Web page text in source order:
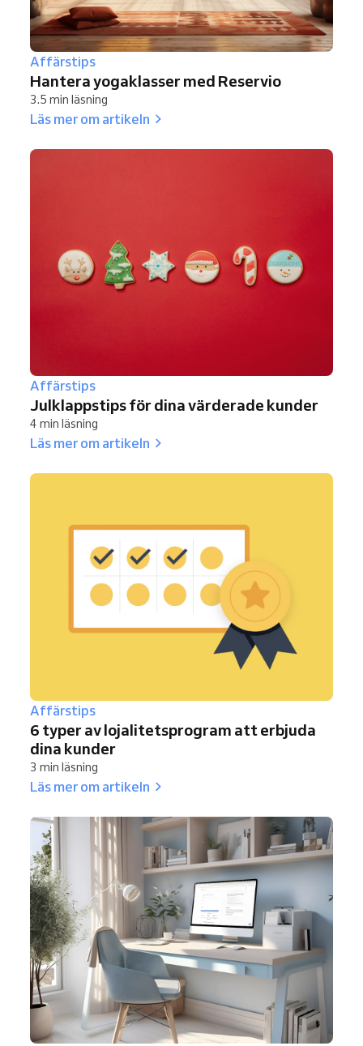
Affärstips
Hantera yogaklasser med Reservio
3.5 min läsning
Läs mer om artikeln
Affärstips
Julklappstips för dina värderade kunder
4 min läsning
Läs mer om artikeln
Affärstips
6 typer av lojalitetsprogram att erbjuda
dina kunder
3 min läsning
Läs mer om artikeln